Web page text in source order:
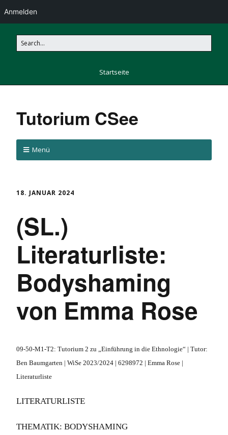
Anmelden
Startseite
Tutorium CSee
Menü
18. JANUAR 2024
(SL.)
Literaturliste:
Bodyshaming
von Emma Rose
09-50-M1-T2: Tutorium 2 zu „Einführung in die Ethnologie“ | Tutor:
Ben Baumgarten | WiSe 2023/2024 | 6298972 | Emma Rose |
Literaturliste
LITERATURLISTE
THEMATIK: BODYSHAMING